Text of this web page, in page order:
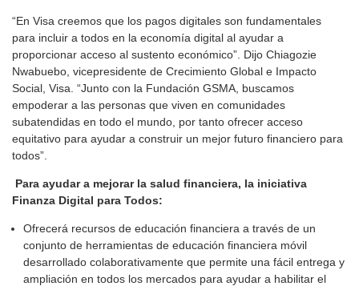
“En Visa creemos que los pagos digitales son fundamentales
para incluir a todos en la economía digital al ayudar a
proporcionar acceso al sustento económico”. Dijo Chiagozie
Nwabuebo, vicepresidente de Crecimiento Global e Impacto
Social, Visa. “Junto con la Fundación GSMA, buscamos
empoderar a las personas que viven en comunidades
subatendidas en todo el mundo, por tanto ofrecer acceso
equitativo para ayudar a construir un mejor futuro financiero para
todos”.
Para ayudar a mejorar la salud financiera, la iniciativa
Finanza Digital para Todos:
Ofrecerá recursos de educación financiera a través de un
conjunto de herramientas de educación financiera móvil
desarrollado colaborativamente que permite una fácil entrega y
ampliación en todos los mercados para ayudar a habilitar el